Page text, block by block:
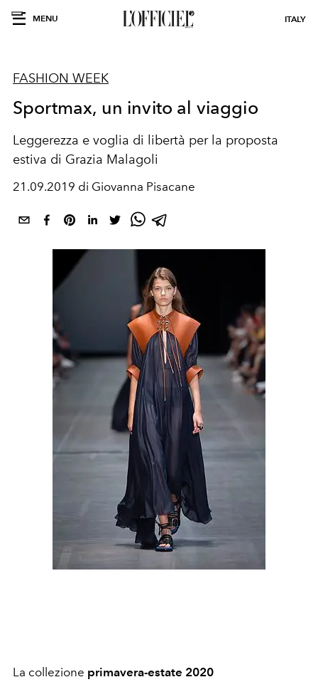
MENU ITALY
FASHION WEEK
Sportmax, un invito al viaggio
Leggerezza e voglia di libertà per la proposta
estiva di Grazia Malagoli
21.09.2019 di Giovanna Pisacane
La collezione primavera-estate 2020